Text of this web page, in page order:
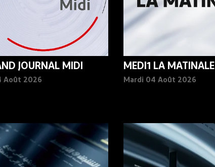
JOURNAL MIDI
Août 2026
MEDI1 LA MATINALE
Mardi 04 Août 2026